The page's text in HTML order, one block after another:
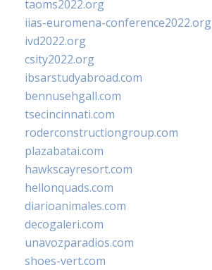
taoms2022.org
iias-euromena-conference2022.org
ivd2022.org
csity2022.org
ibsarstudyabroad.com
bennusehgall.com
tsecincinnati.com
roderconstructiongroup.com
plazabatai.com
hawkscayresort.com
hellonquads.com
diarioanimales.com
decogaleri.com
unavozparadios.com
shoes-vert.com